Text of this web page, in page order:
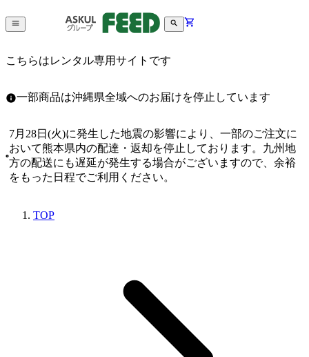
こちらはレンタル専用サイトです
一部商品は沖縄県全域へのお届けを停止しています
7月28日(火)に発生した地震の影響により、一部のご注文に
おいて熊本県内の配達・返却を停止しております。九州地
方の配送にも遅延が発生する場合がございますので、余裕
をもった日程でご利用ください。
TOP